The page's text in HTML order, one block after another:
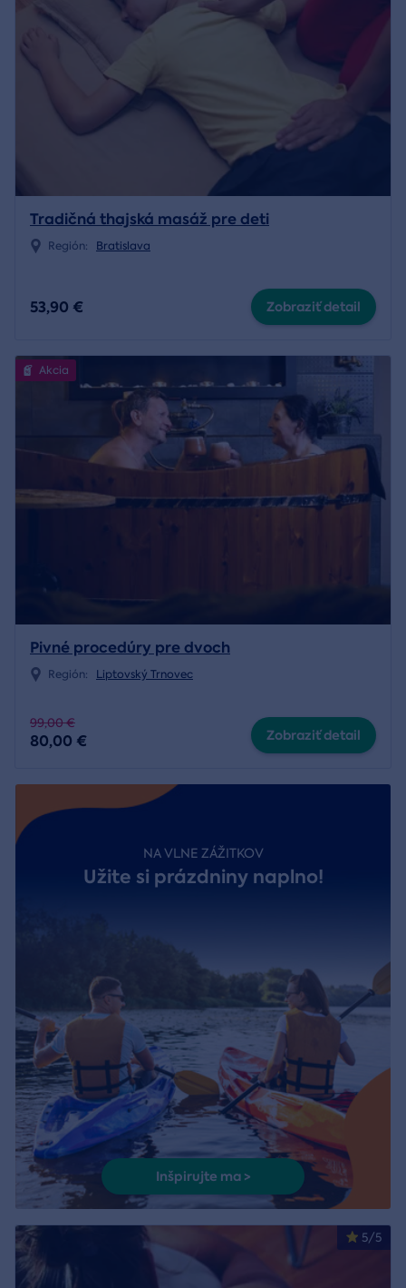
Tradičná thajská masáž pre deti
Región: Bratislava
53,90 € Zobraziť detail
Akcia
Pivné procedúry pre dvoch
Región: Liptovský Trnovec
99,00 €
80,00 € Zobraziť detail
NA VLNE ZÁŽITKOV
Užite si prázdniny naplno!
Inšpirujte ma >
5/5